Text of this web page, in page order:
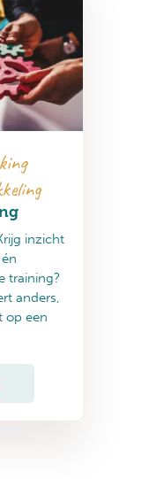
inzicht
training?
anders,
op een